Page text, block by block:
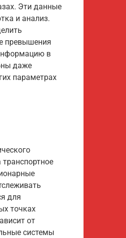
Эти данные
и анализ.
превышения
в
даже
параметрах
для
точках
от
системы